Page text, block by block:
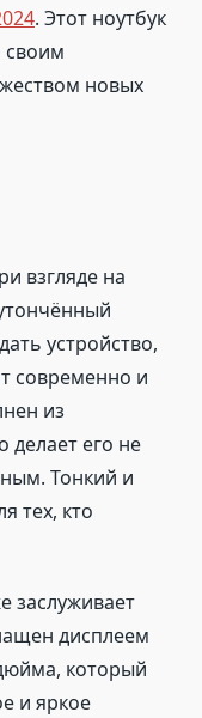
. Этот ноутбук
своим
новых
взгляде на
устройство,
современно и
из
делает его не
Тонкий и
тех, кто
заслуживает
дисплеем
который
и яркое